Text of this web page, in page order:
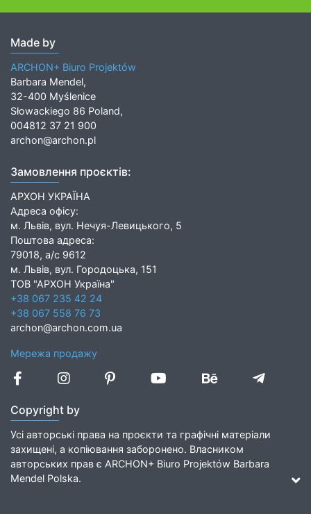
Made by
ARCHON+ Biuro Projektów
Barbara Mendel,
32-400 Myślenice
Słowackiego 86 Poland,
004812 37 21 900
archon@archon.pl
Замовлення проєктів:
АРХОН УКРАЇНА
Адреса офісу:
м. Львів, вул. Нечуя-Левицького, 5
Поштова адреса:
79018, а/с 9612
м. Львів, вул. Городоцька, 151
ТОВ "АРХОН Україна"
+38 067 235 42 24
+38 067 558 76 73
archon@archon.com.ua
Мережа продажу
Copyright by
Усі авторські права на проєкти та графічні матеріали
захищені, а копіювання заборонено. Власником
авторських прав є ARCHON+ Biuro Projektów Barbara
Mendel Polska.